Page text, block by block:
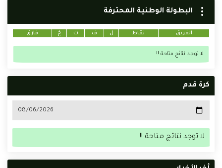
البطولة الوطنية المحترفة
الفريق نقاط ل ف ت خ فارق
لا توجد نتائج متاحة !!
كرة قدم
لا توجد نتائج متاحة !!